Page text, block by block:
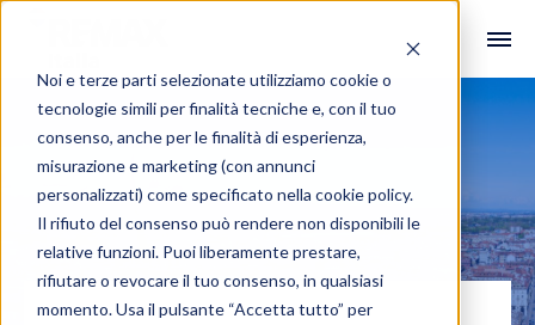
Noi e terze parti selezionate utilizziamo cookie o
tecnologie simili per finalità tecniche e, con il tuo
consenso, anche per le finalità di esperienza,
misurazione e marketing (con annunci
personalizzati) come specificato nella cookie policy.
Il rifiuto del consenso può rendere non disponibili le
relative funzioni. Puoi liberamente prestare,
rifiutare o revocare il tuo consenso, in qualsiasi
momento. Usa il pulsante “Accetta tutto” per